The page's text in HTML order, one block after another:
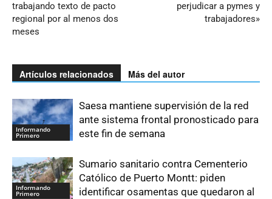
trabajando texto de pacto
regional por al menos dos
meses
perjudicar a pymes y
trabajadores»
Artículos relacionados Más del autor
Informando
Primero
Saesa mantiene supervisión de la red
ante sistema frontal pronosticado para
este fin de semana
Informando
Primero
Sumario sanitario contra Cementerio
Católico de Puerto Montt: piden
identificar osamentas que quedaron al